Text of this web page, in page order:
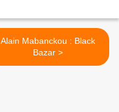
Alain Mabanckou : Black
Bazar >